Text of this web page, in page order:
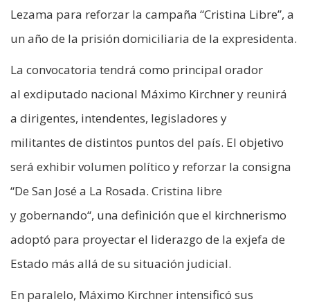
Lezama para reforzar la campaña “Cristina Libre”, a
un año de la prisión domiciliaria de la expresidenta.
La convocatoria tendrá como principal orador
al exdiputado nacional Máximo Kirchner y reunirá
a dirigentes, intendentes, legisladores y
militantes de distintos puntos del país. El objetivo
será exhibir volumen político y reforzar la consigna
“De San José a La Rosada. Cristina libre
y gobernando“, una definición que el kirchnerismo
adoptó para proyectar el liderazgo de la exjefa de
Estado más allá de su situación judicial.
En paralelo, Máximo Kirchner intensificó sus